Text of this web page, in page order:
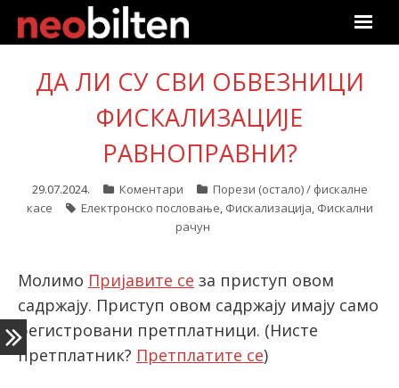
Почетна
Претрага
Актуелно
Подаци
О нама
Претплата
ДА ЛИ СУ СВИ ОБВЕЗНИЦИ
ФИСКАЛИЗАЦИЈЕ
РАВНОПРАВНИ?
29.07.2024. Коментари
Порези (остало) / фискалне
касе
Електронско пословање, Фискализација, Фискални
рачун
Молимо Пријавите се за приступ овом
садржају. Приступ овом садржају имају само
регистровани претплатници. (Нисте
претплатник? Претплатите се)